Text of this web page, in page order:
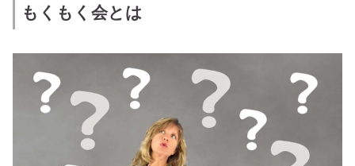
もくもく会とは